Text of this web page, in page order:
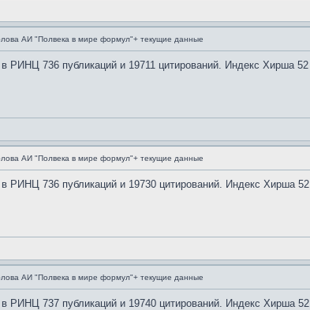
АИ "Полвека в мире формул"+ текущие данные
РИНЦ 736 публикаций и 19711 цитирований. Индекс Хирша 52
АИ "Полвека в мире формул"+ текущие данные
РИНЦ 736 публикаций и 19730 цитирований. Индекс Хирша 52
АИ "Полвека в мире формул"+ текущие данные
РИНЦ 737 публикаций и 19740 цитирований. Индекс Хирша 52